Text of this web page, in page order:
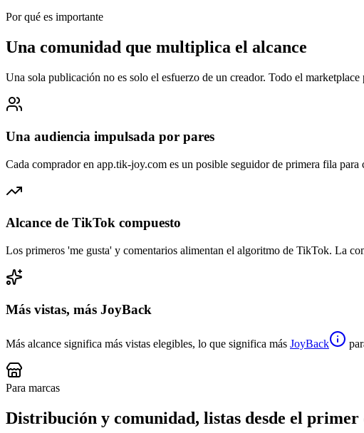
Por qué es importante
Una comunidad que multiplica el alcance
Una sola publicación no es solo el esfuerzo de un creador. Todo el
Una audiencia impulsada por pares
Cada comprador en app.tik-joy.com es un posible seguidor de primera fila
Alcance de TikTok compuesto
Los primeros 'me gusta' y comentarios alimentan el algoritmo de TikTok. La
Más vistas, más JoyBack
Más alcance significa más vistas elegibles, lo que significa más JoyBack
Para marcas
Distribución y comunidad, listas desde el primer